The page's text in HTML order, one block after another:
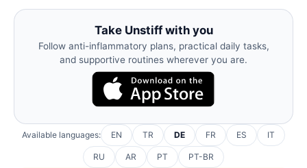
Take Unstiff with you
Follow anti-inflammatory plans, practical daily tasks,
and supportive routines wherever you are.
Available languages: EN TR DE FR ES IT
RU AR PT PT-BR